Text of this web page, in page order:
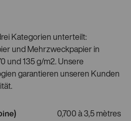
Kategorien unterteilt:
und Mehrzweckpapier in
und 135 g/m2. Unsere
garantieren unseren Kunden
0,700 à 3,5 mètres